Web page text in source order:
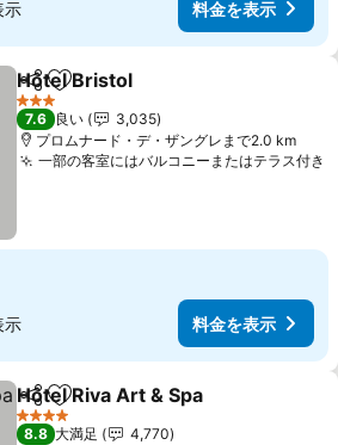
示 料金を表示
シェアお気に入りに追加
Hôtel Bristol
3 ホテルのランク
7.6 良い
3,035
プロムナード・デ・ザングレまで2.0 km
一部の客室にはバルコニーまたはテラス付き
示 料金を表示
シェアお気に入りに追加
Hôtel Riva Art & Spa
4 ホテルのランク
8.8 大満足
4,770